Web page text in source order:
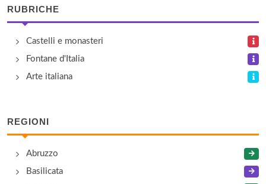
Castel Romano
via Castello , Pieve di Bono
Castel San Pietro
Castel Stenico
Castel Thun
RUBRICHE
Castelli e monasteri
Fontane d'Italia
Arte italiana
REGIONI
Abruzzo
Basilicata